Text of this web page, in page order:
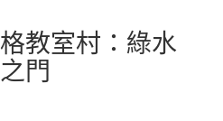
教室村：綠水
門